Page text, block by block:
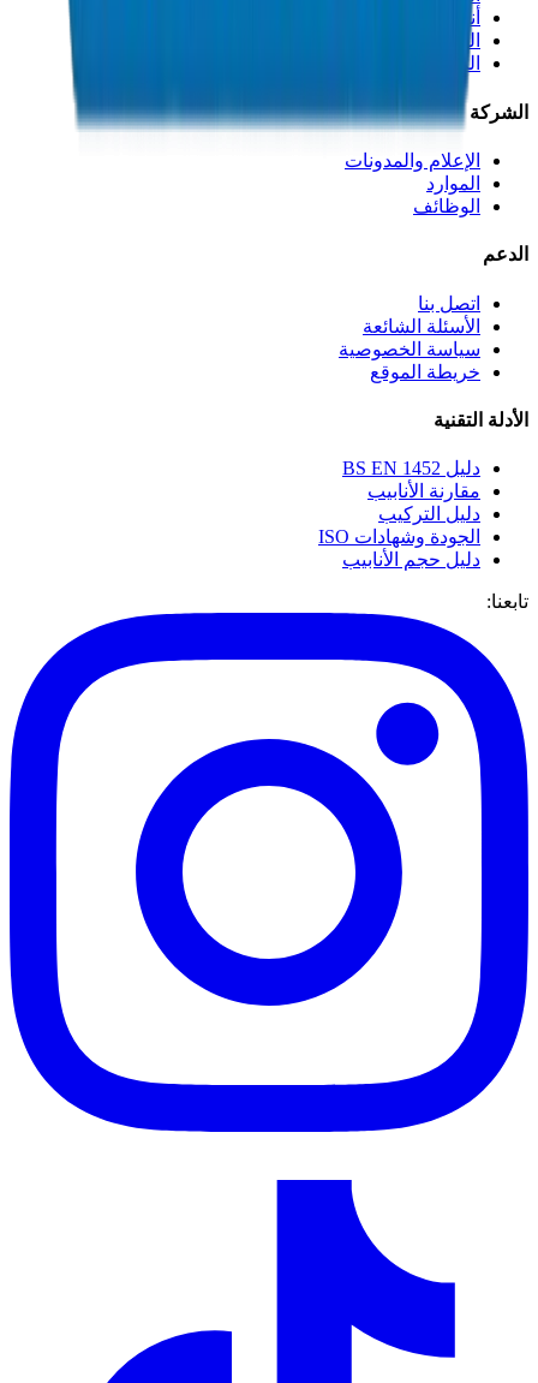
أنابيب PEX
التصنيعات والإكسسوارات
المذيبات
الشركة
الإعلام والمدونات
الموارد
الوظائف
الدعم
اتصل بنا
الأسئلة الشائعة
سياسة الخصوصية
خريطة الموقع
الأدلة التقنية
دليل BS EN 1452
مقارنة الأنابيب
دليل التركيب
الجودة وشهادات ISO
دليل حجم الأنابيب
تابعنا: